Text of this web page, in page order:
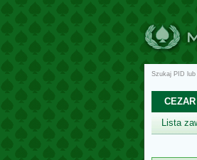
Szukaj PID
CEZAR
Lista